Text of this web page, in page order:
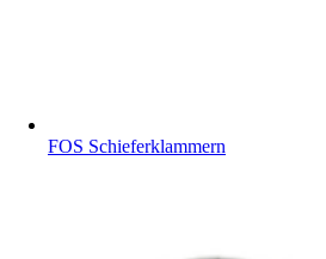
FOS Schieferklammern